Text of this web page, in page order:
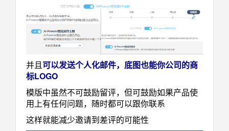
并且可以发送个人化邮件，底图也能你公司的商
标LOGO
模版中虽然不可鼓励留评，但可鼓励如果产品使
用上有任何问题，随时都可以跟你联系
这样就能减少邀请到差评的可能性